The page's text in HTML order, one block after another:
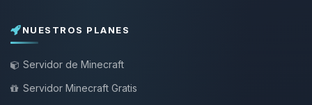
NUESTROS PLANES
Servidor de Minecraft
Servidor Minecraft Gratis